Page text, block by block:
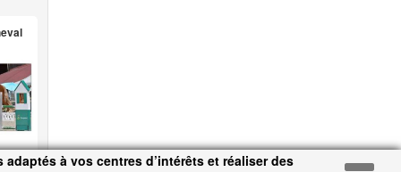
à vos centres d’intérêts et réaliser des